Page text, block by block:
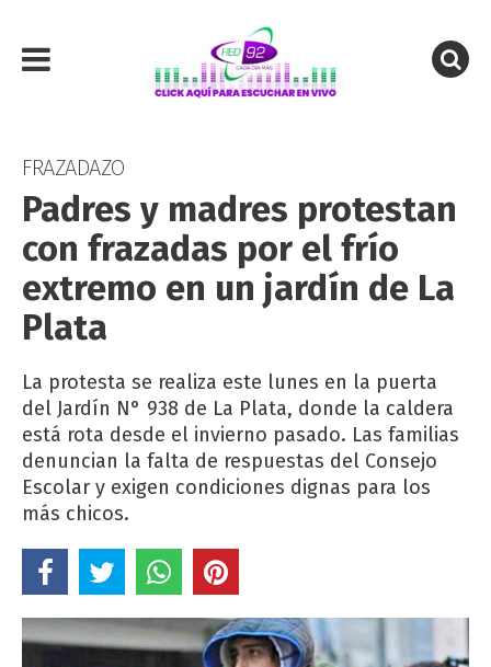
FRAZADAZO
Padres y madres protestan
con frazadas por el frío
extremo en un jardín de La
Plata
La protesta se realiza este lunes en la puerta
del Jardín N° 938 de La Plata, donde la caldera
está rota desde el invierno pasado. Las familias
denuncian la falta de respuestas del Consejo
Escolar y exigen condiciones dignas para los
más chicos.